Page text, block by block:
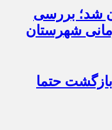
شد؛ بررسی
شهرستان
حتما